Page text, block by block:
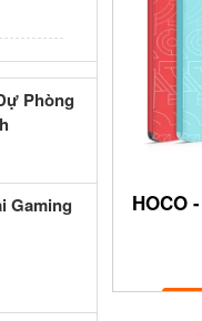
USB
Phòng
Gaming
HOCO